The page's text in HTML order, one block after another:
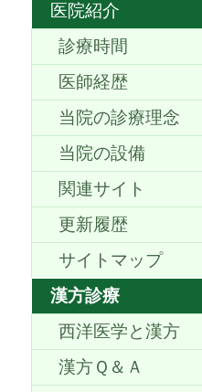
医院紹介
診療時間
医師経歴
当院の診療理念
当院の設備
関連サイト
更新履歴
サイトマップ
漢方診療
西洋医学と漢方
漢方Ｑ＆Ａ